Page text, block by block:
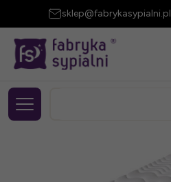
sklep@fabrykasypialni.pl